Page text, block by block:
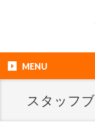
MENU
スタッフ